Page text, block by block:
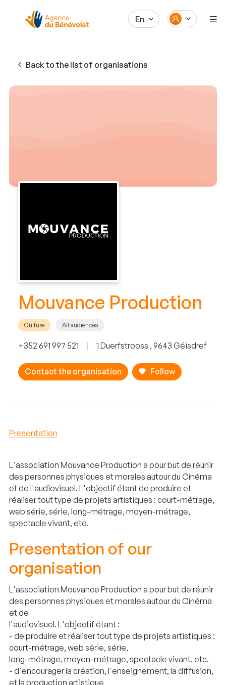
En
Back to the list of organisations
Mouvance Production
Culture All audiences
+352 691 997 521 | 1 Duerfstrooss , 9643 Géisdref
Contact the organisation Follow
Presentation
L'association Mouvance Production a pour but de réunir
des personnes physiques et morales autour du Cinéma
et de l'audiovisuel. L'objectif étant de produire et
réaliser tout type de projets artistiques : court-métrage,
web série, série, long-métrage, moyen-métrage,
spectacle vivant, etc.
Presentation of our
organisation
L'association Mouvance Production a pour but de réunir
des personnes physiques et morales autour du Cinéma
et de
l'audiovisuel. L'objectif étant :
- de produire et réaliser tout type de projets artistiques :
court-métrage, web série, série,
long-métrage, moyen-métrage, spectacle vivant, etc.
- d'encourager la création, l'enseignement, la diffusion,
et la production artistique